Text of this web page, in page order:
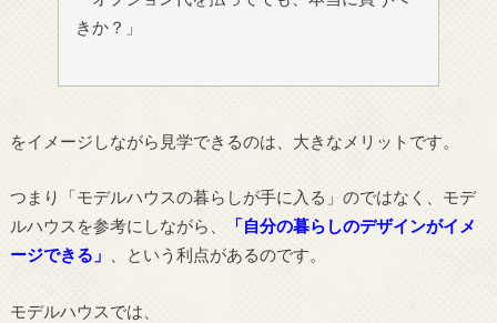
きか？」
をイメージしながら見学できるのは、大きなメリットです。
つまり「モデルハウスの暮らしが手に入る」のではなく、モデ
ルハウスを参考にしながら、
「自分の暮らしのデザインがイメ
ージできる」
、という利点があるのです。
モデルハウスでは、